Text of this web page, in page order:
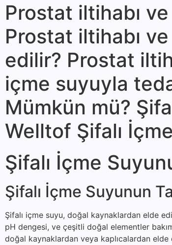
Prostat iltihabı
Prostat iltihabı
edilir? Prostat
içme suyuyla
Mümkün mü?
Welltof Şifalı
Şifalı İçme
Şifalı İçme Suyunun
Şifalı içme suyu, doğal kaynaklardan elde
pH dengesi, ve çeşitli doğal elementler
doğal kaynaklardan veya kaplıcalardan